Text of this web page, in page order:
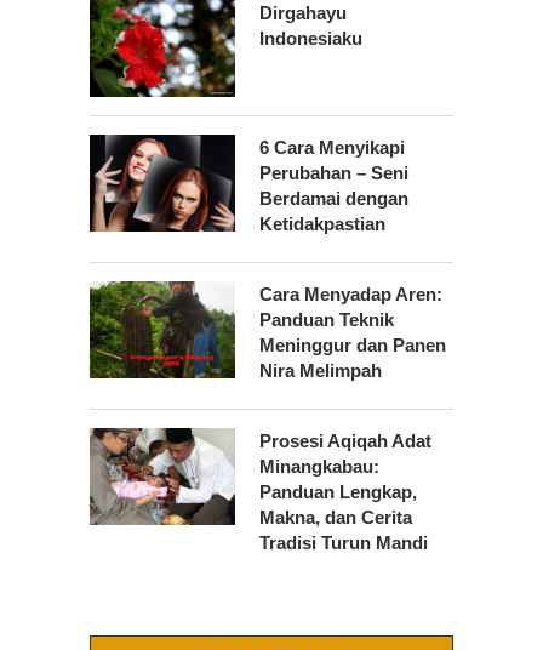
Dirgahayu
Indonesiaku
6 Cara Menyikapi
Perubahan – Seni
Berdamai dengan
Ketidakpastian
Cara Menyadap Aren:
Panduan Teknik
Meninggur dan Panen
Nira Melimpah
Prosesi Aqiqah Adat
Minangkabau:
Panduan Lengkap,
Makna, dan Cerita
Tradisi Turun Mandi